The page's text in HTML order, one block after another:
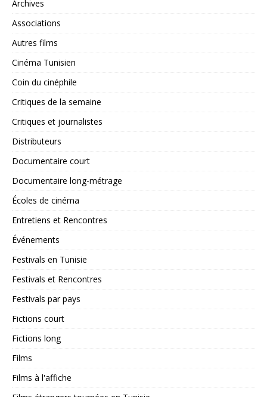
Archives
Associations
Autres films
Cinéma Tunisien
Coin du cinéphile
Critiques de la semaine
Critiques et journalistes
Distributeurs
Documentaire court
Documentaire long-métrage
Écoles de cinéma
Entretiens et Rencontres
Événements
Festivals en Tunisie
Festivals et Rencontres
Festivals par pays
Fictions court
Fictions long
Films
Films à l'affiche